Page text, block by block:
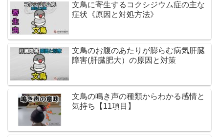
文鳥に寄生するコクシジウム症の主な
症状《原因と対処方法》
文鳥のお腹のあたりが膨らむ病気肝臓
障害(肝臓肥大）の原因と対策
文鳥の鳴き声の種類からわかる感情と
気持ち【11項目】